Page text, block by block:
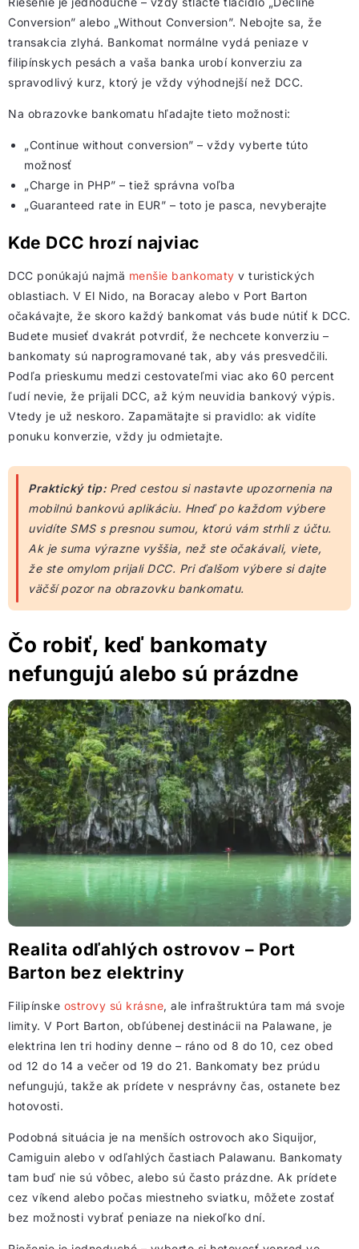
Conversion” alebo „Without Conversion”. Nebojte sa, že
transakcia zlyhá. Bankomat normálne vydá peniaze v
filipínskych pesách a vaša banka urobí konverziu za
spravodlivý kurz, ktorý je vždy výhodnejší než DCC.
Na obrazovke bankomatu hľadajte tieto možnosti:
„Continue without conversion” – vždy vyberte túto
možnosť
„Charge in PHP” – tiež správna voľba
„Guaranteed rate in EUR” – toto je pasca, nevyberajte
Kde DCC hrozí najviac
DCC ponúkajú najmä menšie bankomaty v turistických
oblastiach. V El Nido, na Boracay alebo v Port Barton
očakávajte, že skoro každý bankomat vás bude nútiť k DCC.
Budete musieť dvakrát potvrdiť, že nechcete konverziu –
bankomaty sú naprogramované tak, aby vás presvedčili.
Podľa prieskumu medzi cestovateľmi viac ako 60 percent
ľudí nevie, že prijali DCC, až kým neuvidia bankový výpis.
Vtedy je už neskoro. Zapamätajte si pravidlo: ak vidíte
ponuku konverzie, vždy ju odmietajte.
Praktický tip:Pred cestou si nastavte upozornenia na
mobilnú bankovú aplikáciu. Hneď po každom výbere
uvidíte SMS s presnou sumou, ktorú vám strhli z účtu.
Ak je suma výrazne vyššia, než ste očakávali, viete,
že ste omylom prijali DCC. Pri ďalšom výbere si dajte
väčší pozor na obrazovku bankomatu.
Čo robiť, keď bankomaty
nefungujú alebo sú prázdne
Realita odľahlých ostrovov – Port
Barton bez elektriny
Filipínske ostrovy sú krásne, ale infraštruktúra tam má svoje
limity. V Port Barton, obľúbenej destinácii na Palawane, je
elektrina len tri hodiny denne – ráno od 8 do 10, cez obed
od 12 do 14 a večer od 19 do 21. Bankomaty bez prúdu
nefungujú, takže ak prídete v nesprávny čas, ostanete bez
hotovosti.
Podobná situácia je na menších ostrovoch ako Siquijor,
Camiguin alebo v odľahlých častiach Palawanu. Bankomaty
tam buď nie sú vôbec, alebo sú často prázdne. Ak prídete
cez víkend alebo počas miestneho sviatku, môžete zostať
bez možnosti vybrať peniaze na niekoľko dní.